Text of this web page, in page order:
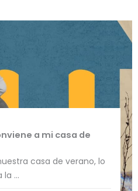
a mi casa de
casa de verano, lo
...